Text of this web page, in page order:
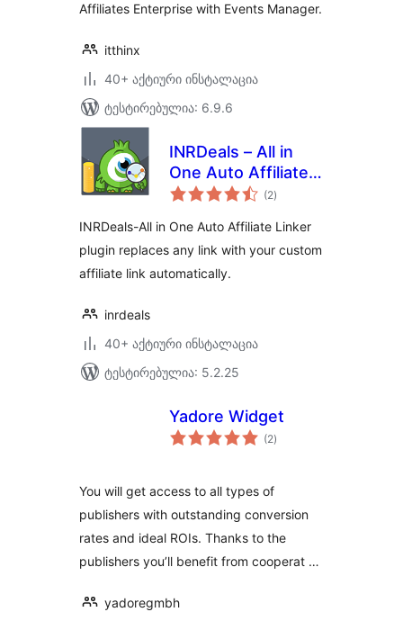
Affiliates Enterprise with Events Manager.
itthinx
40+ აქტიური ინსტალაცია
ტესტირებულია: 6.9.6
INRDeals – All in
One Auto Affiliate
Linker
(2საერთო
რეიტინგი
)
INRDeals-All in One Auto Affiliate Linker
plugin replaces any link with your custom
affiliate link automatically.
inrdeals
40+ აქტიური ინსტალაცია
ტესტირებულია: 5.2.25
Yadore Widget
(2საერთო
რეიტინგი
)
You will get access to all types of
publishers with outstanding conversion
rates and ideal ROIs. Thanks to the
publishers you’ll benefit from cooperat …
yadoregmbh